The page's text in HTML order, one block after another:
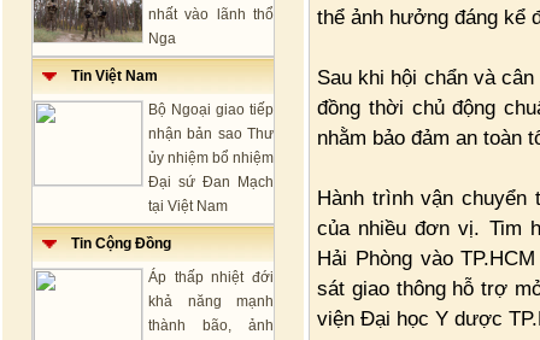
nhất vào lãnh thổ
Nga
Tin Việt Nam
Bộ Ngoại giao tiếp
nhận bản sao Thư
ủy nhiệm bổ nhiệm
Đại sứ Đan Mạch
tại Việt Nam
Tin Cộng Đồng
Áp thấp nhiệt đới
khả năng mạnh
thành bão, ảnh
thể ảnh hưởng đáng kể
Sau khi hội chẩn và
đồng thời chủ động
nhằm bảo đảm an toàn
Hành trình vận
của nhiều đơn vị. Tim
Hải Phòng vào
sát giao thông hỗ trợ
viện Đại học Y dược